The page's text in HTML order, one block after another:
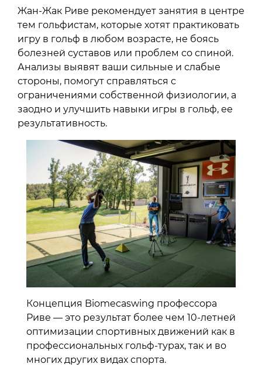
Жан-Жак Риве рекомендует занятия в центре
тем гольфистам, которые хотят практиковать
игру в гольф в любом возрасте, не боясь
болезней суставов или проблем со спиной.
Анализы выявят ваши сильные и слабые
стороны, помогут справляться с
ограничениями собственной физиологии, а
заодно и улучшить навыки игры в гольф, ее
результативность.
Концепция Biomecaswing профессора
Риве — это результат более чем 10-летней
оптимизации спортивных движений как в
профессиональных гольф-турах, так и во
многих других видах спорта.